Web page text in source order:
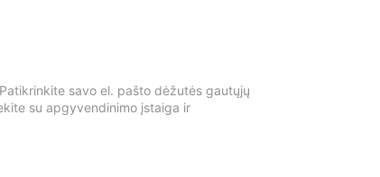
savo el. pašto dėžutės gautųjų
su apgyvendinimo įstaiga ir